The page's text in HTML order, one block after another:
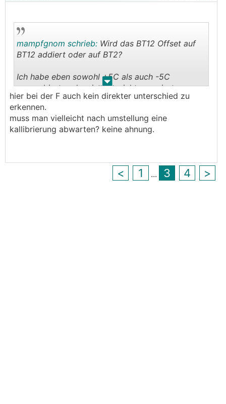
Abhängigkeit von der Außentemperatur vorgibt.
Über ein Energieintegrral (also die
aufsummierten Abweichungen von Soll-VL zu Ist-
versucht, dieses Integral (Gradminuten) konstant
zu halten...
Das tut sie im Übrigen vom Grundsatz her auch
mit Raumtemperaturfühler, nur das dieser am
berechneten Vorlauf aus der Heizkurve noch
"rumbiegt".
. .
mampfgnom schrieb: Wird das BT12 Offset auf
BT12 addiert oder auf BT2?
Ich habe eben sowohl +5C als auch -5C
ausprobiert und es ist gar nichts passiert.
hier bei der F auch kein direkter unterschied zu
erkennen.
muss man vielleicht nach umstellung eine
kallibrierung abwarten? keine ahnung.
< 1 ... 3 4 >